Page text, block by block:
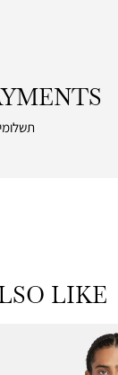
LIKE